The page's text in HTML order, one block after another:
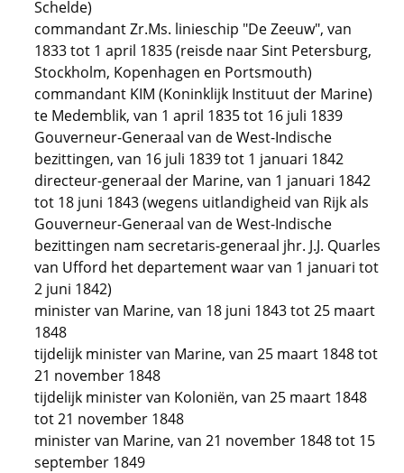
Schelde)
commandant Zr.Ms. linieschip "De Zeeuw", van
1833 tot 1 april 1835 (reisde naar Sint Petersburg,
Stockholm, Kopenhagen en Portsmouth)
commandant KIM (Koninklijk Instituut der Marine)
te Medemblik, van 1 april 1835 tot 16 juli 1839
Gouverneur-Generaal van de West-Indische
bezittingen, van 16 juli 1839 tot 1 januari 1842
directeur-generaal der Marine, van 1 januari 1842
tot 18 juni 1843 (wegens uitlandigheid van Rijk als
Gouverneur-Generaal van de West-Indische
bezittingen nam secretaris-generaal jhr. J.J. Quarles
van Ufford het departement waar van 1 januari tot
2 juni 1842)
minister van Marine, van 18 juni 1843 tot 25 maart
1848
tijdelijk minister van Marine, van 25 maart 1848 tot
21 november 1848
tijdelijk minister van Koloniën, van 25 maart 1848
tot 21 november 1848
minister van Marine, van 21 november 1848 tot 15
september 1849